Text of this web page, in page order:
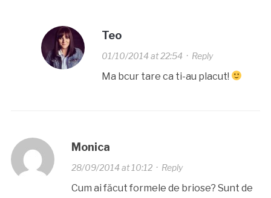
Teo
01/10/2014 at 22:54· Reply
Ma bcur tare ca ti-au placut!
Monica
28/09/2014 at 10:12· Reply
Cum ai făcut formele de briose? Sunt de